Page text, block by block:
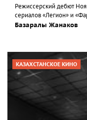
Режиссерский дебют
сериалов «Легион» и
Базаралы Жанаков
КАЗАХСТАНСКОЕ КИНО